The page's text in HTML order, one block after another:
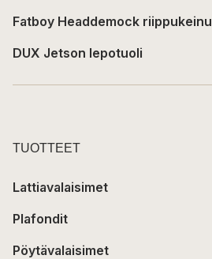
Fatboy Headdemock riippukeinu
DUX Jetson lepotuoli
TUOTTEET
Lattiavalaisimet
Plafondit
Pöytävalaisimet